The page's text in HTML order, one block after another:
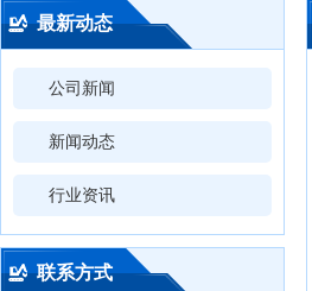
最新动态
公司新闻
新闻动态
行业资讯
联系方式